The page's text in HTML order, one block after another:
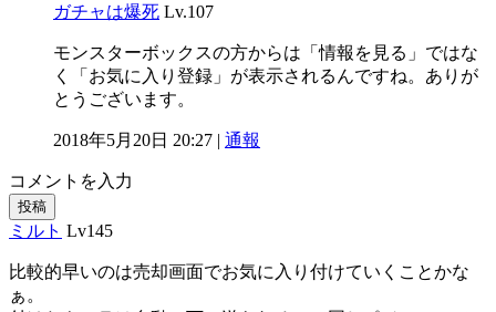
ガチャは爆死 Lv.107
モンスターボックスの方からは「情報を見る」ではな
く「お気に入り登録」が表示されるんですね。ありが
とうございます。
2018年5月20日 20:27 | 通報
コメントを入力
投稿
ミルト Lv145
比較的早いのは売却画面でお気に入り付けていくことかな
ぁ。